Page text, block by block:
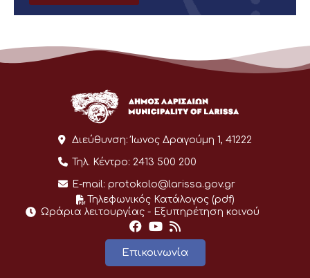
Διεύθυνση: Ίωνος Δραγούμη 1, 41222
Τηλ. Κέντρο: 2413 500 200
E-mail: protokolo@larissa.gov.gr
Τηλεφωνικός Κατάλογος (pdf)
Ωράρια λειτουργίας - Eξυπηρέτηση κοινού
Επικοινωνία